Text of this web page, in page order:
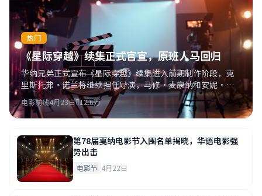
热门
《星际穿越》续集正式官宣，原班人马回归
华纳兄弟正式宣布《星际穿越》续集进入前期制作阶段，克
里斯托弗·诺兰将继续担任导演，马修·麦康纳和安妮·海
瑟薇确认回归。
电影前线4月23日 12.6万
第78届戛纳电影节入围名单揭晓，华语电影强
势出击
电影节 4月22日